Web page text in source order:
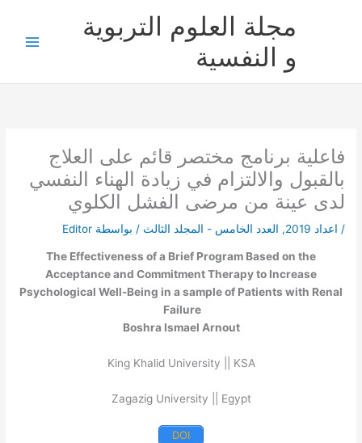
مجلة العلوم التربوية
و النفسية
فاعلية برنامج مختصر قائم على العلاج
بالقبول والالتزام في زيادة الهناء النفسي
لدى عينة من مرضى الفشل الكلوي
/ اعداد 2019 , العدد الخامس - المجلد الثالث / بواسطة Editor
The Effectiveness of a Brief Program Based on the
Acceptance and Commitment Therapy to Increase
Psychological Well-Being in a sample of Patients with Renal
Failure
Boshra Ismael Arnout
King Khalid University || KSA
Zagazig University || Egypt
DOI